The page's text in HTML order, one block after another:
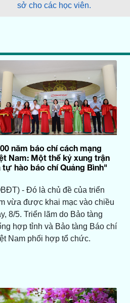
sở cho các học viên.
năm báo chí cách mạng
Nam: Một thế kỷ xung trận
tự hào báo chí Quảng Bình"
- Đó là chủ đề của triển
vừa được khai mạc vào chiều
8/5. Triển lãm do Bảo tàng
hợp tỉnh và Bảo tàng Báo chí
Nam phối hợp tổ chức.